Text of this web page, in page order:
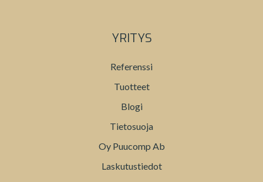
YRITYS
Referenssi
Tuotteet
Blogi
Tietosuoja
Oy Puucomp Ab
Laskutustiedot